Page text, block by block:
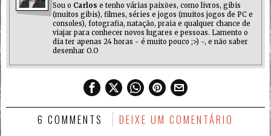
Sou o Carlos e tenho várias paixões, como livros, gibis
(muitos gibis), filmes, séries e jogos (muitos jogos de PC e
consoles), fotografia, natação, praia e qualquer chance de
viajar para conhecer novos lugares e pessoas. Lamento o
dia ter apenas 24 horas - é muito pouco ;>) -, e não saber
desenhar O.O
6 COMMENTS DEIXE UM COMENTÁRIO